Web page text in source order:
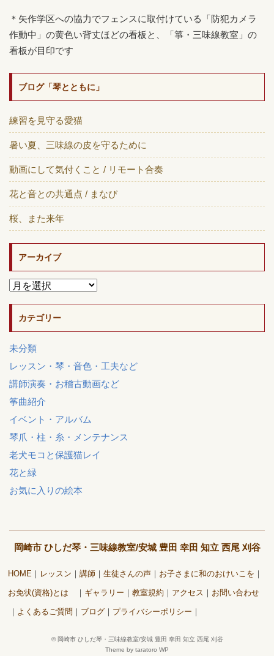
＊矢作学区への協力でフェンスに取付けている「防犯カメラ
作動中」の黄色い背丈ほどの看板と、「箏・三味線教室」の
看板が目印です
ブログ「琴とともに」
練習を見守る愛猫
暑い夏、三味線の皮を守るために
動画にして気付くこと / リモート合奏
花と音との共通点 / まなび
桜、また来年
アーカイブ
カテゴリー
未分類
レッスン・琴・音色・工夫など
講師演奏・お稽古動画など
筝曲紹介
イベント・アルバム
琴爪・柱・糸・メンテナンス
老犬モコと保護猫レイ
花と緑
お気に入りの絵本
岡崎市 ひしだ琴・三味線教室/安城 豊田 幸田 知立 西尾 刈谷
HOME レッスン 講師 生徒さんの声 お子さまに和のおけいこを
お免状(資格)とは ギャラリー 教室規約 アクセス お問い合わせ
よくあるご質問 ブログ プライバシーポリシー
© 岡崎市 ひしだ琴・三味線教室/安城 豊田 幸田 知立 西尾 刈谷
Theme by taratoro WP